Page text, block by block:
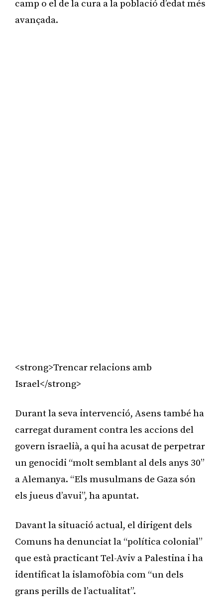
camp o el de la cura a la població d’edat més
avançada.
<strong>Trencar relacions amb
Israel</strong>
Durant la seva intervenció, Asens també ha
carregat durament contra les accions del
govern israelià, a qui ha acusat de perpetrar
un genocidi “molt semblant al dels anys 30”
a Alemanya. “Els musulmans de Gaza són
els jueus d’avui”, ha apuntat.
Davant la situació actual, el dirigent dels
Comuns ha denunciat la “política colonial”
que està practicant Tel-Aviv a Palestina i ha
identificat la islamofòbia com “un dels
grans perills de l’actualitat”.